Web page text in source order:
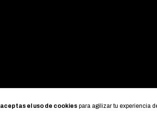
aceptas el uso de cookies para agilizar tu experiencia